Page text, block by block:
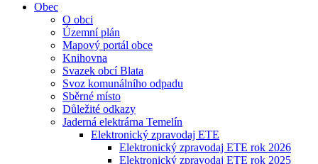
Obec
O obci
Územní plán
Mapový portál obce
Knihovna
Svazek obcí Blata
Svoz komunálního odpadu
Sběrné místo
Důležité odkazy
Jaderná elektrárna Temelín
Elektronický zpravodaj ETE
Elektronický zpravodaj ETE rok 2026
Elektronický zpravodaj ETE rok 2025